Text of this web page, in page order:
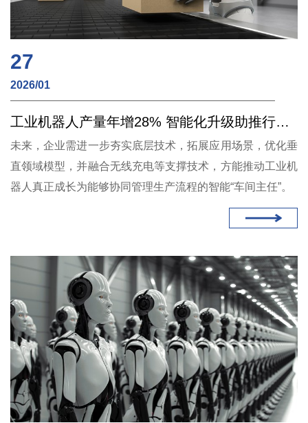
27
2026/01
工业机器人产量年增28% 智能化升级助推行业迈向“自主管理”新阶段
未来，企业需进一步夯实底层技术，拓展应用场景，优化垂
直领域模型，并融合无线充电等支撑技术，方能推动工业机
器人真正成长为能够协同管理生产流程的智能“车间主任”。